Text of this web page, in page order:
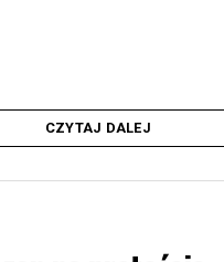
CZYTAJ DALEJ